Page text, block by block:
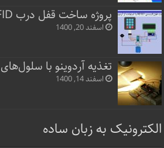
پروژه ساخت قفل‌ درب RFID با آردوینو
اسفند 20, 1400
تغذیه آردوینو با
اسفند 14, 1400
الکترونیک به زبان ساده